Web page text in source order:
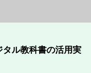
ル教科書の活用実